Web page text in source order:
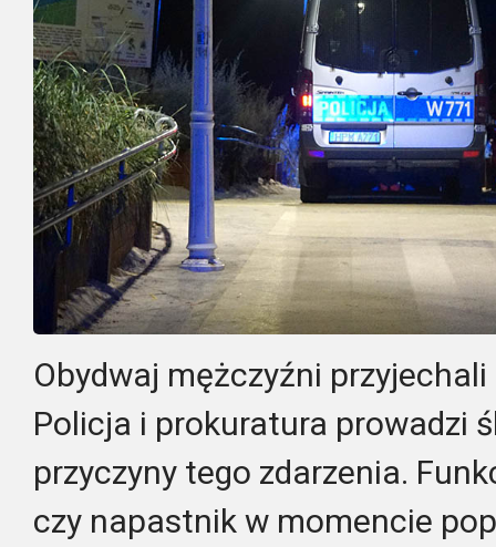
Obydwaj mężczyźni
Policja i prokuratura prowadzi
przyczyny tego zdarzenia.
czy napastnik w momencie